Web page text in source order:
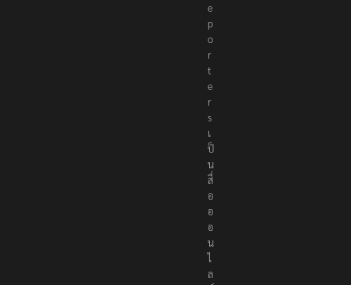
e
p
o
r
t
e
r
s
เ
ป็
น
สื่
อ
อ
อ
น
ไ
ล